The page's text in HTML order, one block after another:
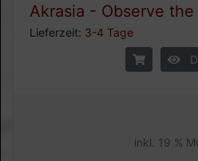
Akrasia - Observe
Lieferzeit: 3-4 Tage
inkl. 19 %